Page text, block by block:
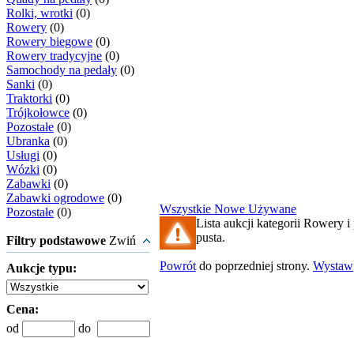
Rolki, wrotki (0)
Rowery (0)
Rowery biegowe (0)
Rowery tradycyjne (0)
Samochody na pedały (0)
Sanki (0)
Traktorki (0)
Trójkołowce (0)
Pozostałe (0)
Ubranka (0)
Usługi (0)
Wózki (0)
Zabawki (0)
Zabawki ogrodowe (0)
Pozostałe (0)
Filtry podstawowe Zwiń
Aukcje typu:
Cena:
od
do
Wszystkie Nowe Używane
Lista aukcji kategorii Rowery i
pusta.
Powrót do poprzedniej strony. Wystaw